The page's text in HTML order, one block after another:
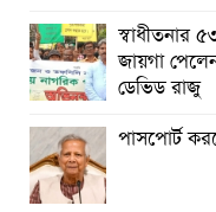
স্বাধীতনার
জায়গা
ডেভিড রাজু
পাসপোর্ট